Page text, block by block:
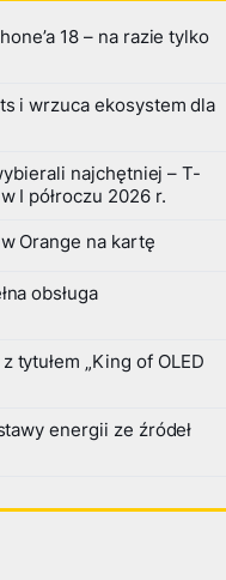
18 – na razie tylko
i wrzuca ekosystem dla
najchętniej – T-
I półroczu 2026 r.
Orange na kartę
obsługa
tytułem „King of OLED
energii ze źródeł